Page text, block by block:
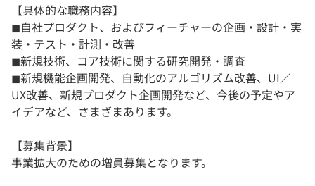
【具体的な職務内容】
◼︎自社プロダクト、およびフィーチャーの企画・設計・実
装・テスト・計測・改善
◼︎新規技術、コア技術に関する研究開発・調査
◼︎新規機能企画開発、自動化のアルゴリズム改善、UI／
UX改善、新規プロダクト企画開発など、今後の予定やア
イデアなど、さまざまあります。
【募集背景】
事業拡大のための増員募集となります。